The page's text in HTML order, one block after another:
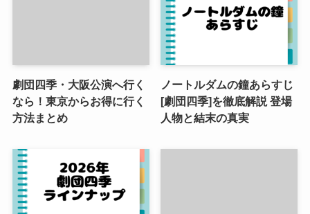
劇団四季・大阪公演へ行く
なら！東京からお得に行く
方法まとめ
ノートルダムの鐘あらすじ
[劇団四季]を徹底解説 登場
人物と結末の真実